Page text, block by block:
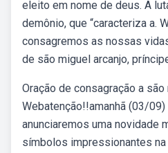
eleito em nome de deus. A
demônio, que “caracteriza a.
consagremos as nossas
de são miguel arcanjo,
Oração de consagração a são
Webatenção!!amanhã (03/
anunciaremos uma novidade
símbolos impressionantes